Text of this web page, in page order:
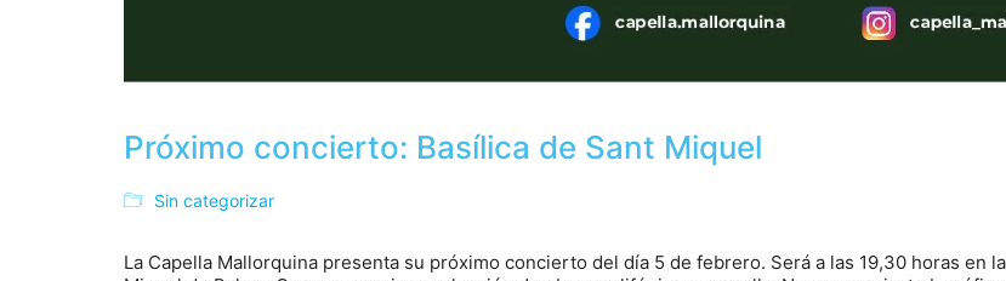
Próximo concierto: Basílica de Sant Miquel
Sin categorizar
La Capella Mallorquina presenta su próximo concierto del día 5 de febrero. Será a las 19,30 horas en